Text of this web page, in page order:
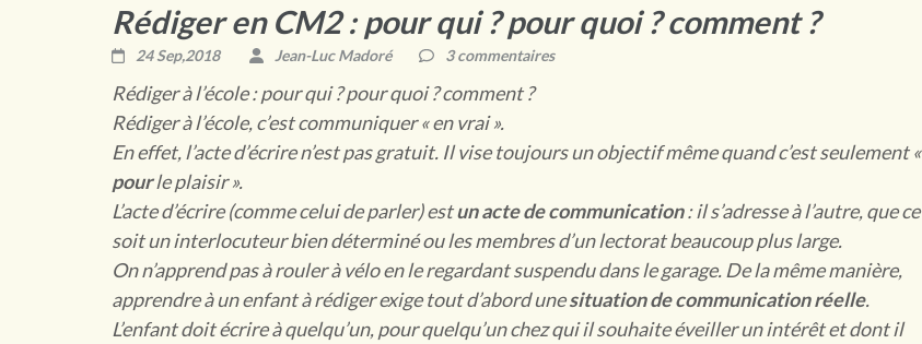
Rédiger en CM2 : pour qui ? pour quoi ? comment ?
24 Sep,2018 Jean-Luc Madoré 3 commentaires
Rédiger à l’école : pour qui ? pour quoi ? comment ?
Rédiger à l’école, c’est communiquer « en vrai ».
En effet, l’acte d’écrire n’est pas gratuit. Il vise toujours un objectif même quand c’est seulement «
pourle plaisir ».
L’acte d’écrire (comme celui de parler) estun acte de communication: il s’adresse à l’autre, que ce
soit un interlocuteur bien déterminé ou les membres d’un lectorat beaucoup plus large.
On n’apprend pas à rouler à vélo en le regardant suspendu dans le garage. De la même manière,
apprendre à un enfant à rédiger exige tout d’abord unesituation de communication réelle.
L’enfant doit écrire à quelqu’un, pour quelqu’un chez qui il souhaite éveiller un intérêt et dont il